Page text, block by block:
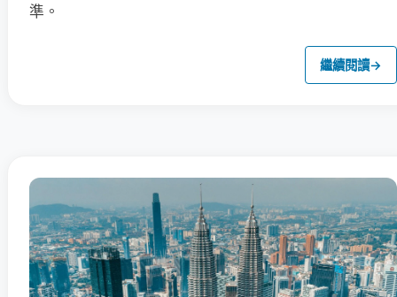
準。
繼續閱讀→